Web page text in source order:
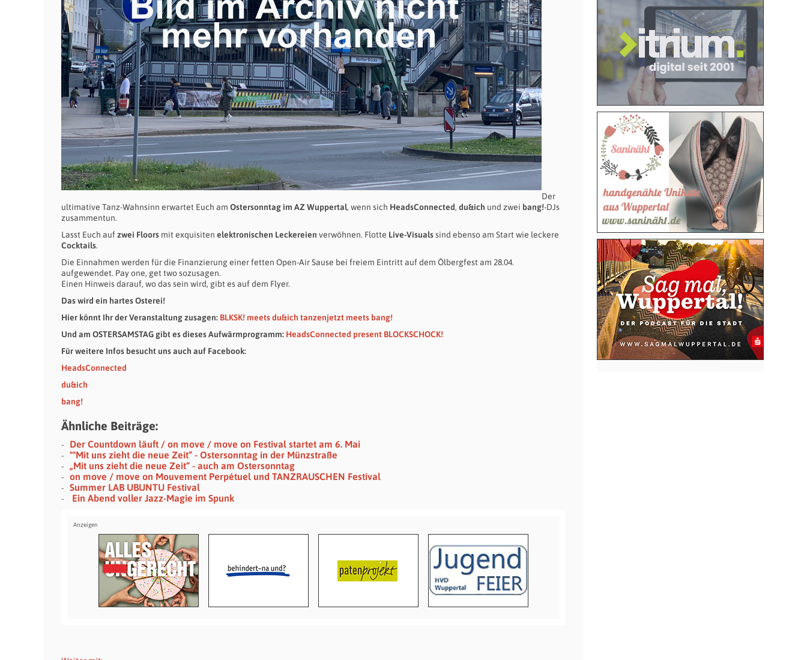
Der
ultimative Tanz-Wahnsinn erwartet Euch am Ostersonntag im AZ Wuppertal, wenn sich HeadsConnected, du&ich und zwei bang!-DJs
zusammentun.
Lasst Euch auf zwei Floors mit exquisiten elektronischen Leckereien verwöhnen. Flotte Live-Visualssind ebenso am Start wie leckere
Cocktails.
Die Einnahmen werden für die Finanzierung einer fetten Open-Air Sause bei freiem Eintritt auf dem Ölbergfest am 28.04.
aufgewendet. Pay one, get two sozusagen.
Einen Hinweis darauf, wo das sein wird, gibt es auf dem Flyer.
Das wird ein hartes Osterei!
Hier könnt Ihr der Veranstaltung zusagen: BLKSK! meets du&ich tanzenjetzt meets bang!
Und am OSTERSAMSTAG gibt es dieses Aufwärmprogramm: HeadsConnected present BLOCKSCHOCK!
Für weitere Infos besucht uns auch auf Facebook:
HeadsConnected
du&ich
bang!
Ähnliche Beiträge:
Der Countdown läuft / on move / move on Festival startet am 6. Mai
""Mit uns zieht die neue Zeit“ - Ostersonntag in der Münzstraße
„Mit uns zieht die neue Zeit“ - auch am Ostersonntag
on move / move on Mouvement Perpétuel und TANZRAUSCHEN Festival
Summer LAB UBUNTU Festival
Ein Abend voller Jazz-Magie im Spunk